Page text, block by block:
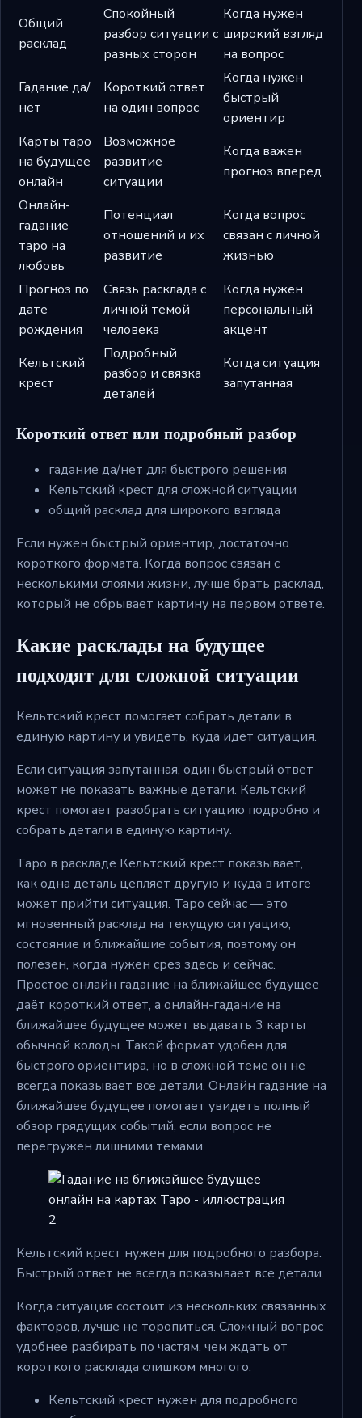
Общий
расклад
Спокойный
разбор ситуации с
разных сторон
Когда нужен
широкий взгляд
на вопрос
Гадание да/
нет
Короткий ответ
на один вопрос
Когда нужен
быстрый
ориентир
Карты таро
на будущее
онлайн
Возможное
развитие
ситуации
Когда важен
прогноз вперед
Онлайн-
гадание
таро на
любовь
Потенциал
отношений и их
развитие
Когда вопрос
связан с личной
жизнью
Прогноз по
дате
рождения
Связь расклада с
личной темой
человека
Когда нужен
персональный
акцент
Кельтский
крест
Подробный
разбор и связка
деталей
Когда ситуация
запутанная
Короткий ответ или подробный разбор
гадание да/нет для быстрого решения
Кельтский крест для сложной ситуации
общий расклад для широкого взгляда
Если нужен быстрый ориентир, достаточно
короткого формата. Когда вопрос связан с
несколькими слоями жизни, лучше брать расклад,
который не обрывает картину на первом ответе.
Какие расклады на будущее
подходят для сложной ситуации
Кельтский крест помогает собрать детали в
единую картину и увидеть, куда идёт ситуация.
Если ситуация запутанная, один быстрый ответ
может не показать важные детали. Кельтский
крест помогает разобрать ситуацию подробно и
собрать детали в единую картину.
Таро в раскладе Кельтский крест показывает,
как одна деталь цепляет другую и куда в итоге
может прийти ситуация. Таро сейчас — это
мгновенный расклад на текущую ситуацию,
состояние и ближайшие события, поэтому он
полезен, когда нужен срез здесь и сейчас.
Простое онлайн гадание на ближайшее будущее
даёт короткий ответ, а онлайн-гадание на
ближайшее будущее может выдавать 3 карты
обычной колоды. Такой формат удобен для
быстрого ориентира, но в сложной теме он не
всегда показывает все детали. Онлайн гадание на
ближайшее будущее помогает увидеть полный
обзор грядущих событий, если вопрос не
перегружен лишними темами.
Кельтский крест нужен для подробного разбора.
Быстрый ответ не всегда показывает все детали.
Когда ситуация состоит из нескольких связанных
факторов, лучше не торопиться. Сложный вопрос
удобнее разбирать по частям, чем ждать от
короткого расклада слишком многого.
Кельтский крест нужен для подробного